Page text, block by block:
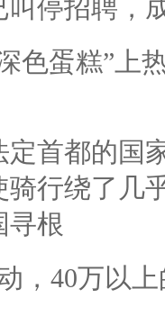
叫停招聘，
色蛋糕”上
定首都的国
骑行绕了几
寻根
，40万以